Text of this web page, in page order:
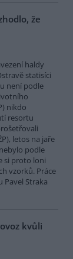
že
haldy
statisíci
není podle
nikdo
resortu
letos na jaře
podle
si proto loni
vzorků. Práce
Pavel Straka
kvůli